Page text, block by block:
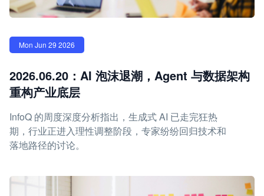
Mon Jun 29 2026
2026.06.20：AI 泡沫退潮，Agent 与数据架构
重构产业底层
InfoQ 的周度深度分析指出，生成式 AI 已走完狂热
期，行业正进入理性调整阶段，专家纷纷回归技术和
落地路径的讨论。